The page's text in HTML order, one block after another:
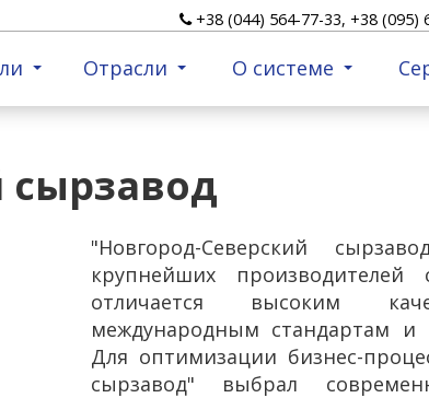
+38 (044) 564-77-33, +38 (095)
Отрасли О системе
сырзавод
"Новгород-Северский
крупнейших
отличается высоким
международным стандартам и
Для оптимизации бизнес-
сырзавод" выбрал